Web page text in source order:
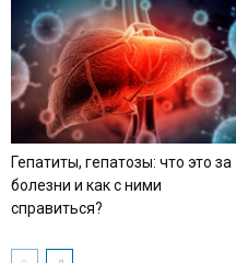
Гепатиты, гепатозы: что это за
болезни и как с ними
справиться?